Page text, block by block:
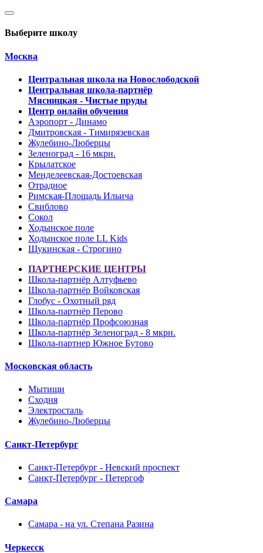
Выберите школу
Москва
Центральная школа на Новослободской
Центральная школа-партнёр
Мясницкая - Чистые пруды
Центр онлайн обучения
Аэропорт - Динамо
Дмитровская - Тимирязевская
Жулебино-Люберцы
Зеленоград - 16 мкрн.
Крылатское
Менделеевская-Достоевская
Отрадное
Римская-Площадь Ильича
Свиблово
Сокол
Ходынское поле
Ходынское поле LL Kids
Щукинская - Строгино
ПАРТНЕРСКИЕ ЦЕНТРЫ
Школа-партнёр Алтуфьево
Школа-партнёр Войковская
Глобус - Охотный ряд
Школа-партнёр Перово
Школа-партнёр Профсоюзная
Школа-партнёр Зеленоград - 8 мкрн.
Школа-партнер Южное Бутово
Московская область
Мытищи
Сходня
Электросталь
Жулебино-Люберцы
Санкт-Петербург
Санкт-Петербург - Невский проспект
Санкт-Петербург - Петергоф
Самара
Самара - на ул. Степана Разина
Черкесск